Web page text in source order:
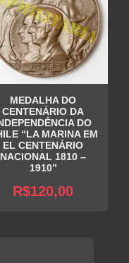
MEDALHA DO
CENTENÁRIO DA
DO
“LA MARINA EM
EL CENTENÁRIO
NACIONAL 1810 –
1910”
R$120,00